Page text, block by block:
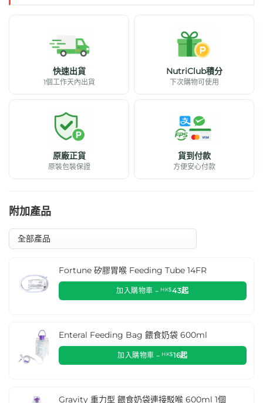
快速出貨
1個工作天內出貨
NutriClub積分
下次購物可使用
原廠正貨
原裝包裝保證
貨到付款
方便安心付款
附加產品
Fortune 矽膠胃喉 Feeding Tube 14FR
加入購物車 - HK$43起
Enteral Feeding Bag 餵食奶袋 600ml
加入購物車 - HK$16起
Gravity 重力型 餵食奶袋連接駁喉 600ml 1個